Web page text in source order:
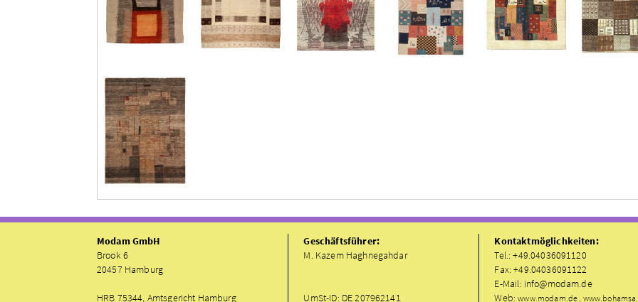
Modam GmbH
Brook 6
20457 Hamburg
HRB 75344, Amtsgericht Hamburg
Geschäftsführer:
M. Kazem Haghnegahdar
UmSt-ID: DE 207962141
Kontaktmöglichkeiten:
Tel.: +49.04036091120
Fax: +49.04036091122
E-Mail: info@modam.de
Web:www.modam.de ,